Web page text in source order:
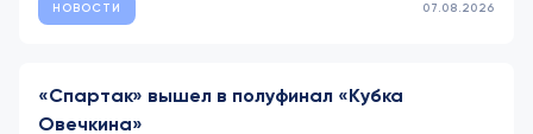
НОВОСТИ 07.08.2026
«Спартак» вышел в полуфинал «Кубка
Овечкина»